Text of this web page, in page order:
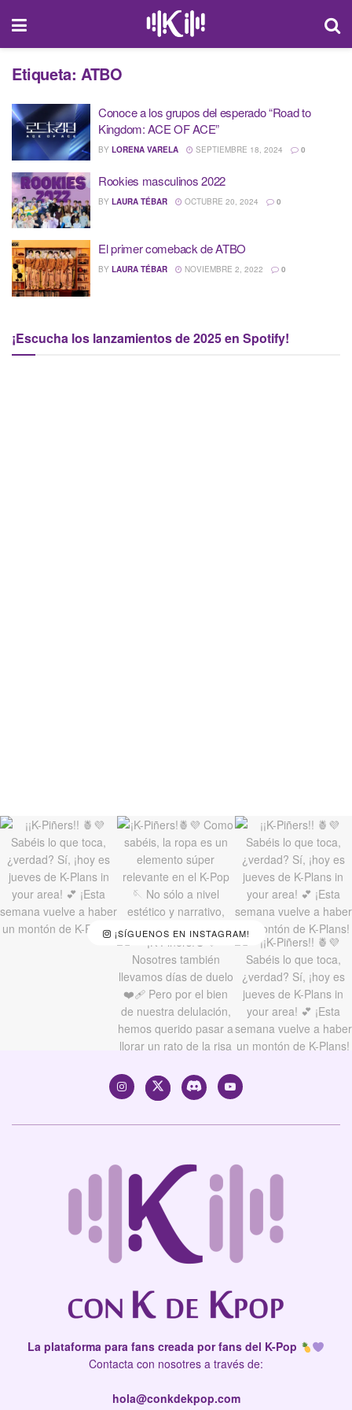
Etiqueta: ATBO
Conoce a los grupos del esperado “Road to
Kingdom: ACE OF ACE”
BY LORENA VARELA SEPTIEMBRE 18, 2024 0
Rookies masculinos 2022
BY LAURA TÉBAR OCTUBRE 20, 2024 0
El primer comeback de ATBO
BY LAURA TÉBAR NOVIEMBRE 2, 2022 0
¡Escucha los lanzamientos de 2025 en Spotify!
¡SÍGUENOS EN INSTAGRAM!
La plataforma para fans creada por fans del K-Pop
Contacta con nosotres a través de:
hola@conkdekpop.com